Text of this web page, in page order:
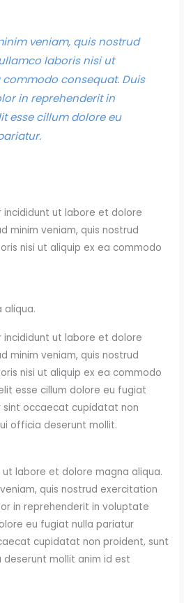
veniam, quis nostrud
laboris nisi ut
commodo consequat. Duis
in reprehenderit in
esse cillum dolore eu
incididunt ut labore et dolore
minim veniam, quis nostrud
nisi ut aliquip ex ea commodo
aliqua.
incididunt ut labore et dolore
minim veniam, quis nostrud
nisi ut aliquip ex ea commodo
esse cillum dolore eu fugiat
sint occaecat cupidatat non
officia deserunt mollit.
ut labore et dolore magna aliqua.
quis nostrud exercitation
in reprehenderit in voluptate
eu fugiat nulla pariatur
cupidatat non proident, sunt
mollit anim id est